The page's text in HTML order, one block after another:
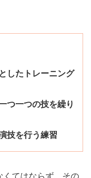
したトレーニング
つ一つの技を繰り
技を行う練習
くてはならず、その